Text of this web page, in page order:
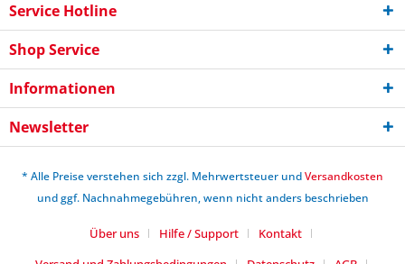
Service Hotline
Shop Service
Informationen
Newsletter
* Alle Preise verstehen sich zzgl. Mehrwertsteuer undVersandkosten
und ggf. Nachnahmegebühren, wenn nicht anders beschrieben
Über uns Hilfe / Support
Kontakt